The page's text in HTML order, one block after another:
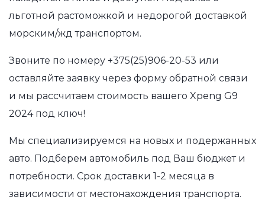
льготной растоможкой и недорогой доставкой
морским/жд транспортом.
Звоните по номеру +375(25)906-20-53 или
оставляйте заявку через форму обратной связи
и мы рассчитаем стоимость вашего Xpeng G9
2024 под ключ!
Мы специализируемся на новых и подержанных
авто. Подберем автомобиль под Ваш бюджет и
потребности. Срок доставки 1-2 месяца в
зависимости от местонахождения транспорта.